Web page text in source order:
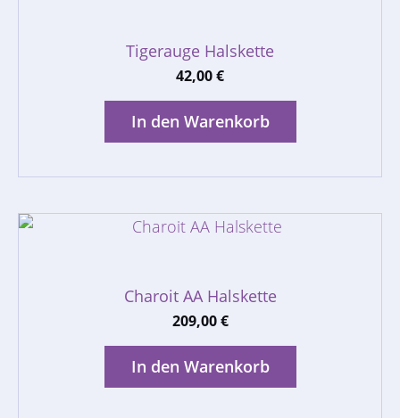
Tigerauge Halskette
42,00€
In den Warenkorb
Charoit AA Halskette
209,00€
In den Warenkorb